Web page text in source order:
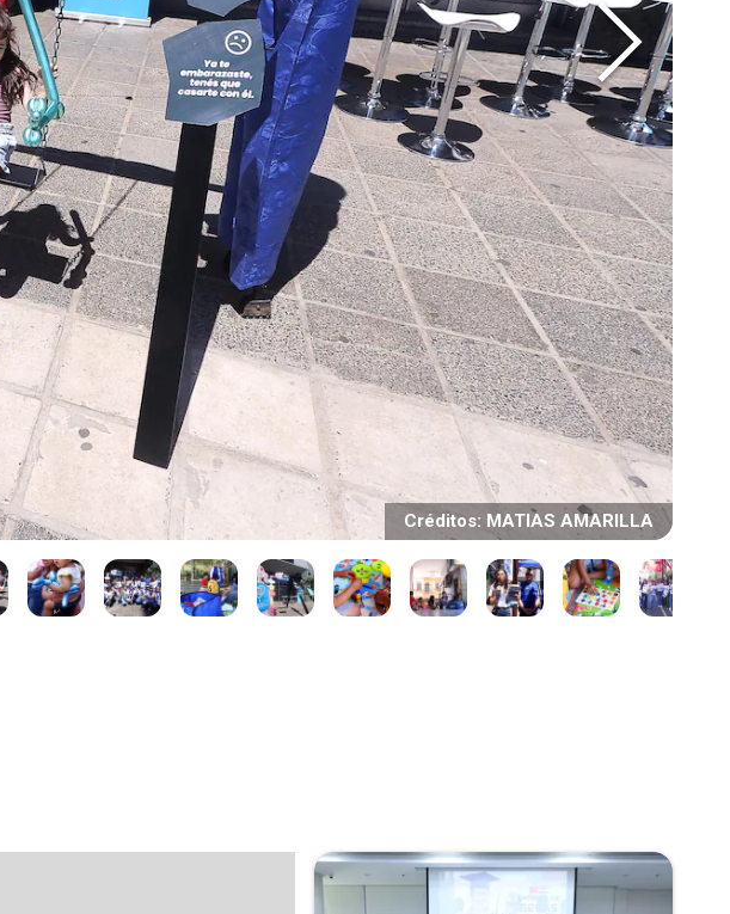
Créditos: MATIAS AMARILLA